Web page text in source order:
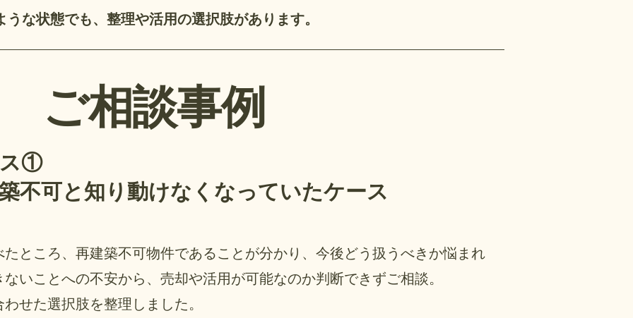
うな状態でも、整理や活用の選択肢があります。
ご相談事例
①
不可と知り動けなくなっていたケース
ところ、再建築不可物件であることが分かり、今後どう扱うべきか悩まれ
いことへの不安から、売却や活用が可能なのか判断できずご相談。
せた選択肢を整理しました。